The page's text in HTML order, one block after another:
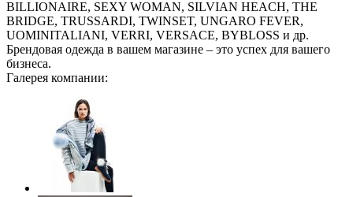
BILLIONAIRE, SEXY WOMAN, SILVIAN HEACH, THE
BRIDGE, TRUSSARDI, TWINSET, UNGARO FEVER,
UOMINITALIANI, VERRI, VERSACE, BYBLOSS и др.
Брендовая одежда в вашем магазине – это успех для вашего
бизнеса.
Галерея компании: